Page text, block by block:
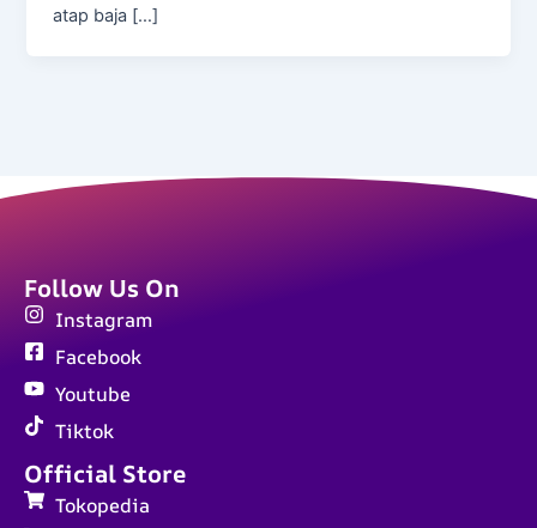
atap baja […]
Official Store
Tokopedia
Follow Us On
Instagram
Facebook
Youtube
Tiktok